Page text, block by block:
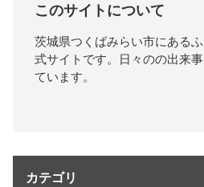
このサイトについて
茨城県つくばみらい市にある
式サイトです。日々のの出来
ています。
カテゴリ